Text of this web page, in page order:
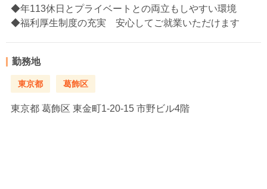
◆年113休日とプライベートとの両立もしやすい環境
◆福利厚生制度の充実 安心してご就業いただけます
勤務地
東京都 葛飾区
東京都 葛飾区 東金町1-20-15 市野ビル4階